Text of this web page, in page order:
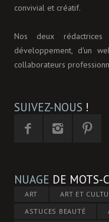
convivial et créatif.
Nos deux
développement, d'un
collaborateurs
SUIVEZ-NOUS !
NUAGE DE MOTS-
ART ART ET
ASTUCES BEAUTÉ